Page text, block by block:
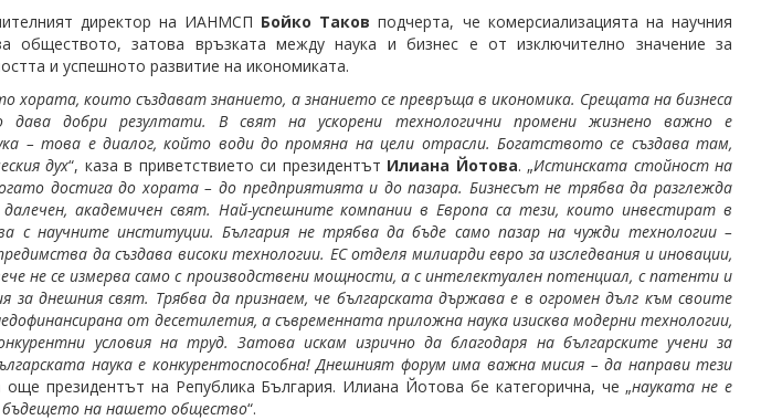
директор на ИАНМСП Бойко Таков подчерта, че комерсиализацията на научния
обществото, затова връзката между наука и бизнес е от изключително значение за
и успешното развитие на икономиката.
хората, които създават знанието, а знанието се превръща в икономика. Срещата на бизнеса
добри резултати. В свят на ускорени технологични промени жизнено важно е
– това е диалог, който води до промяна на цели отрасли. Богатството се създава там,
дух“, каза в приветствието си президентът Илиана Йотова. „Истинската стойност на
достига до хората – до предприятията и до пазара. Бизнесът не трябва да разглежда
академичен свят. Най-успешните компании в Европа са тези, които инвестират в
с научните институции. България не трябва да бъде само пазар на чужди технологии –
да създава високи технологии. ЕС отделя милиарди евро за изследвания и иновации,
не се измерва само с производствени мощности, а с интелектуален потенциал, с патенти и
днешния свят. Трябва да признаем, че българската държава е в огромен дълг към своите
от десетилетия, а съвременната приложна наука изисква модерни технологии,
условия на труд. Затова искам изрично да благодаря на българските учени за
наука е конкурентоспособна! Днешният форум има важна мисия – да направи тези
още президентът на Република България. Илиана Йотова бе категорична, че „науката не е
бъдещето на нашето общество“.